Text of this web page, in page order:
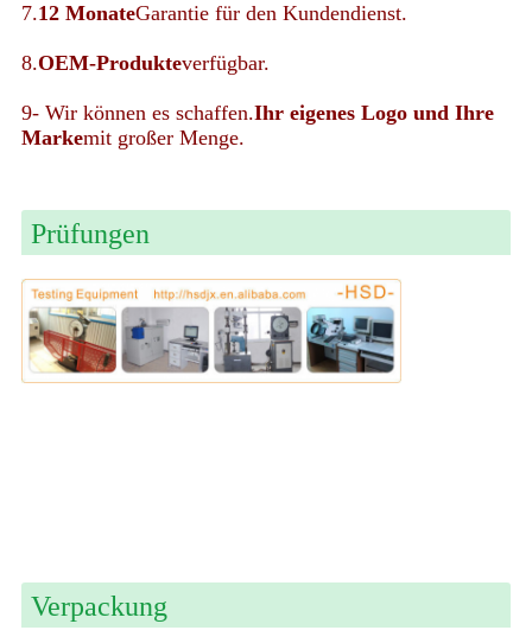
7.12 MonateGarantie für den Kundendienst.
8.OEM-Produkteverfügbar.
9- Wir können es schaffen.Ihr eigenes Logo und Ihre
Markemit großer Menge.
Prüfungen
Verpackung